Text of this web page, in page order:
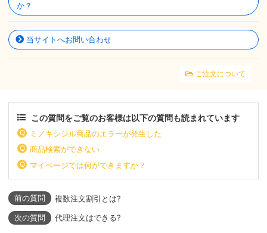
か？
当サイトへお問い合わせ
ご注文について
この質問をご覧のお客様は以下の質問も読まれています
ミノキシジル商品のエラーが発生した
商品検索ができない
マイページでは何ができますか？
複数注文割引とは?
代理注文はできる?